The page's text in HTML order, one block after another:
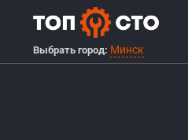
Выбрать город: Минск